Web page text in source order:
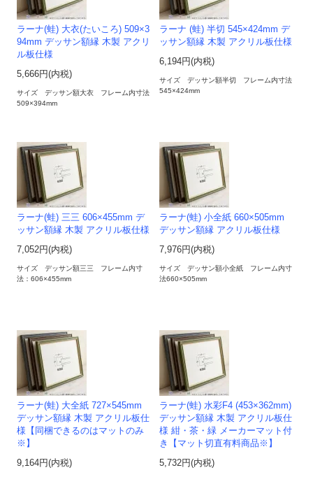
ラーナ(蛙) 大衣(たいころ) 509×3
94mm デッサン額縁 木製 アクリ
ル板仕様
5,666円(内税)
サイズ デッサン額大衣 フレーム内寸法
509×394mm
ラーナ (蛙) 半切 545×424mm デ
ッサン額縁 木製 アクリル板仕様
6,194円(内税)
サイズ デッサン額半切 フレーム内寸法
545×424mm
ラーナ(蛙) 三三 606×455mm デ
ッサン額縁 木製 アクリル板仕様
7,052円(内税)
サイズ デッサン額三三 フレーム内寸
法：606×455mm
ラーナ(蛙) 小全紙 660×505mm
デッサン額縁 アクリル板仕様
7,976円(内税)
サイズ デッサン額小全紙 フレーム内寸
法660×505mm
ラーナ(蛙) 大全紙 727×545mm
デッサン額縁 木製 アクリル板仕
様【同梱できるのはマットのみ
※】
9,164円(内税)
ラーナ(蛙) 水彩F4 (453×362mm)
デッサン額縁 木製 アクリル板仕
様 紺・茶・緑 メーカーマット付
き【マット切直有料商品※】
5,732円(内税)